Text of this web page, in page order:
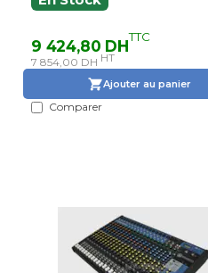
9 424,80 DHTTC
7 854,00 DH HT
Ajouter au panier
Comparer